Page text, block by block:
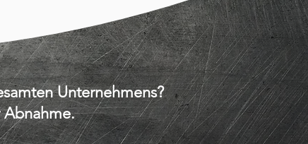
Unternehmens?
Abnahme.